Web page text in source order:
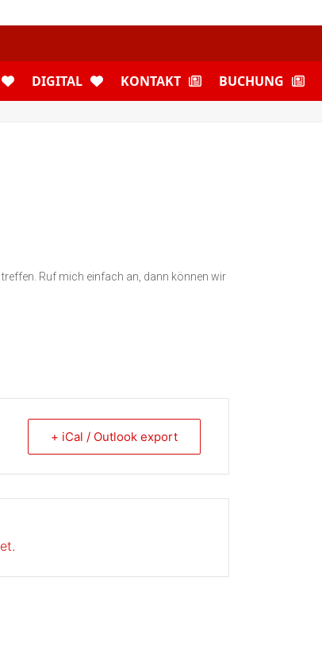
DIGITAL KONTAKT BUCHUNG
Ruf mich einfach an, dann können wir
+ iCal / Outlook export